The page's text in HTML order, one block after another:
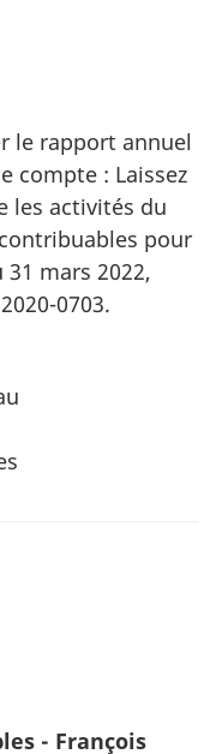
le rapport annuel
compte : Laissez
les activités du
pour
mars 2022,
0703.
- François